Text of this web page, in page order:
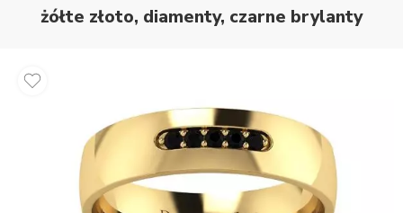
żółte złoto, diamenty, czarne brylanty